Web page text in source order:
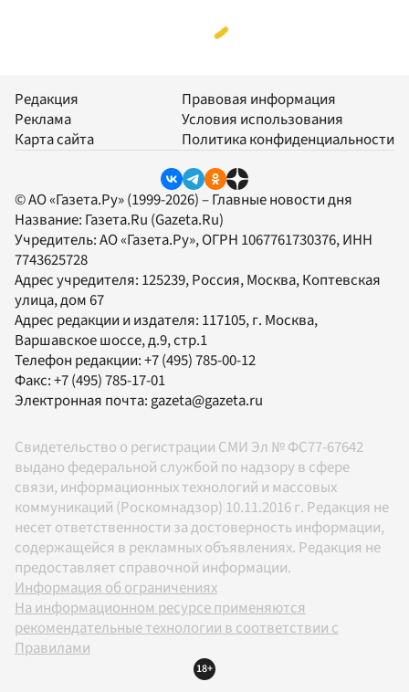
Редакция
Реклама
Карта сайта
Правовая информация
Условия использования
Политика конфиденциальности
© АО «Газета.Ру» (1999-2026) – Главные новости дня
Название: Газета.Ru (Gazeta.Ru)
Учредитель:АО «Газета.Ру», ОГРН 1067761730376, ИНН
7743625728
Адрес учредителя: 125239, Россия, Москва, Коптевская
улица, дом 67
Адрес редакции и издателя: 117105, г. Москва,
Варшавское шоссе, д.9, стр.1
Телефон редакции:+7 (495) 785-00-12
Факс:+7 (495) 785-17-01
Электронная почта: gazeta@gazeta.ru
Свидетельство о регистрации СМИ Эл № ФС77-67642
выдано федеральной службой по надзору в сфере
связи, информационных технологий и массовых
коммуникаций (Роскомнадзор) 10.11.2016 г. Редакция не
несет ответственности за достоверность информации,
содержащейся в рекламных объявлениях. Редакция не
предоставляет справочной информации.
Информация об ограничениях
На информационном ресурсе применяются
рекомендательные технологии в соответствии с
Правилами
18+